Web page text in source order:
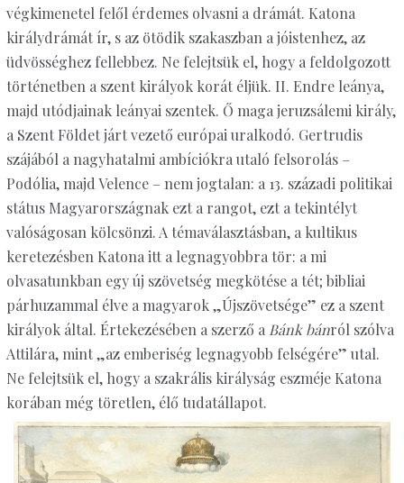
végkimenetel felől érdemes olvasni a drámát. Katona
királydrámát ír, s az ötödik szakaszban a jóistenhez, az
üdvösséghez fellebbez. Ne felejtsük el, hogy a feldolgozott
történetben a szent királyok korát éljük. II. Endre leánya,
majd utódjainak leányai szentek. Ő maga jeruzsálemi király,
a Szent Földet járt vezető európai uralkodó. Gertrudis
szájából a nagyhatalmi ambíciókra utaló felsorolás –
Podólia, majd Velence – nem jogtalan: a 13. századi politikai
státus Magyarországnak ezt a rangot, ezt a tekintélyt
valóságosan kölcsönzi. A témaválasztásban, a kultikus
keretezésben Katona itt a legnagyobbra tör: a mi
olvasatunkban egy új szövetség megkötése a tét; bibliai
párhuzammal élve a magyarok „Újszövetsége” ez a szent
királyok által. Értekezésében a szerző a Bánk bánról szólva
Attilára, mint „az emberiség legnagyobb felségére” utal.
Ne felejtsük el, hogy a szakrális királyság eszméje Katona
korában még töretlen, élő tudatállapot.